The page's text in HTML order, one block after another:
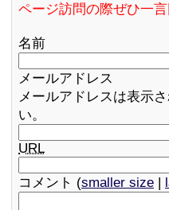
ページ訪問の際ぜひ一
名前
メールアドレス
メールアドレスは表示
い。
URL
コメント (smaller size |